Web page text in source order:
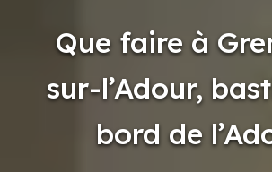
Que faire à
sur-l’Adour,
bord de